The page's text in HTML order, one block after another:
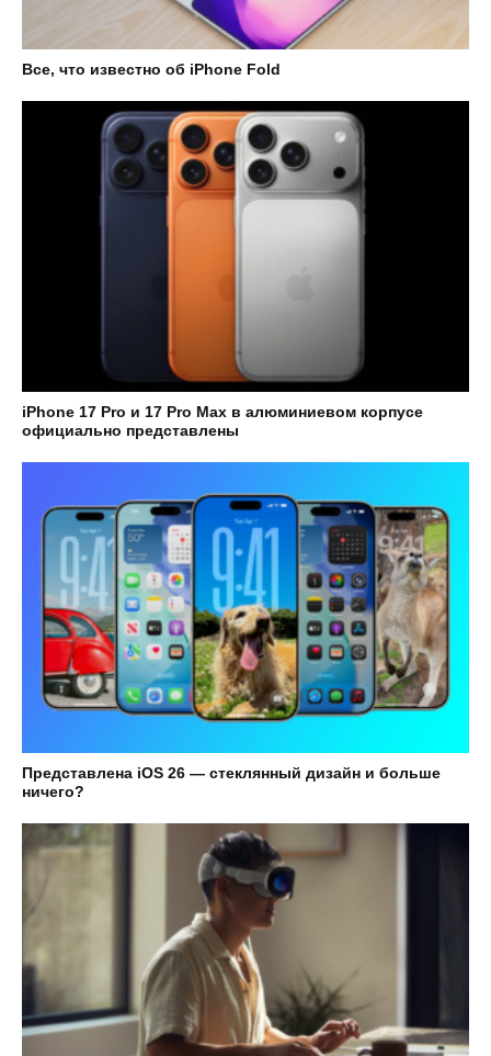
Все, что известно об iPhone Fold
iPhone 17 Pro и 17 Pro Max в алюминиевом корпусе
официально представлены
Представлена iOS 26 — стеклянный дизайн и больше
ничего?